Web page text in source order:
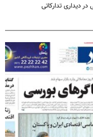
دیداری تدارکاتی